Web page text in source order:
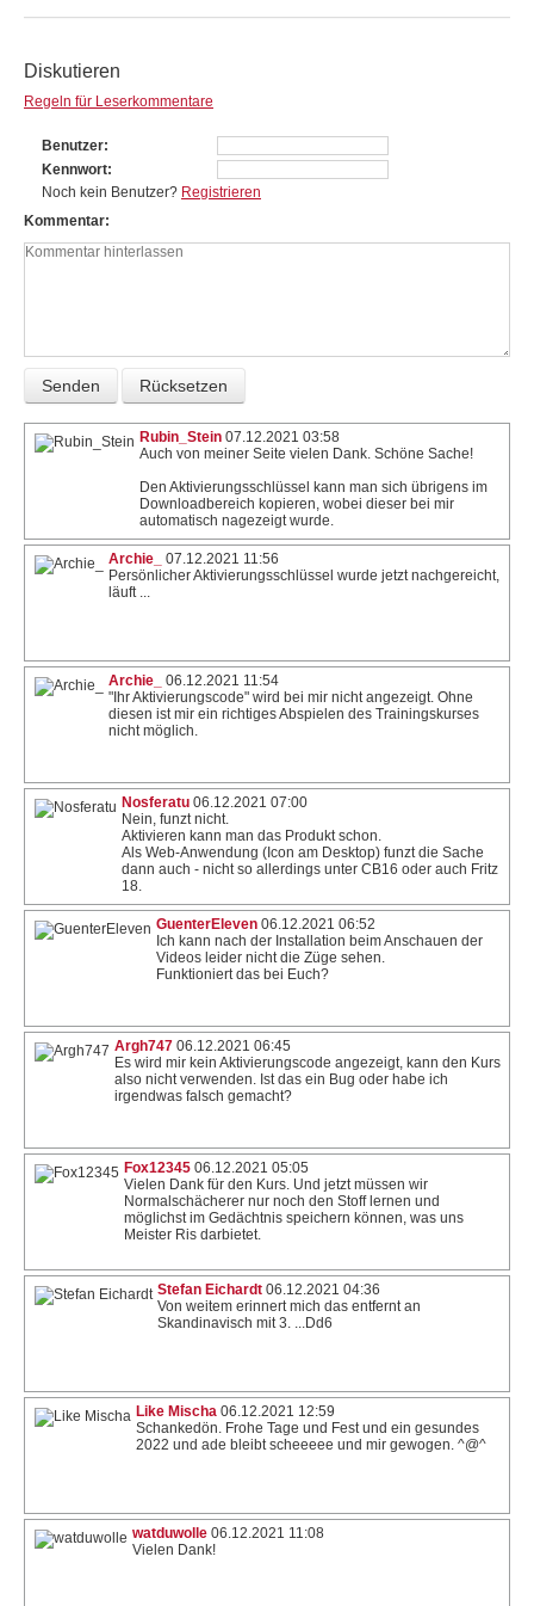
Diskutieren
Regeln für Leserkommentare
Benutzer
Kennwort
Noch kein Benutzer? Registrieren
Kommentar
Rubin_Stein 07.12.2021 03:58
Auch von meiner Seite vielen Dank. Schöne Sache!
Den Aktivierungsschlüssel kann man sich übrigens im
Downloadbereich kopieren, wobei dieser bei mir
automatisch nagezeigt wurde.
Archie_
07.12.2021 11:56
Persönlicher Aktivierungsschlüssel wurde jetzt nachgereicht,
läuft ...
Archie_
06.12.2021 11:54
"Ihr Aktivierungscode" wird bei mir nicht angezeigt. Ohne
diesen ist mir ein richtiges Abspielen des Trainingskurses
nicht möglich.
Nosferatu 06.12.2021 07:00
Nein, funzt nicht.
Aktivieren kann man das Produkt schon.
Als Web-Anwendung (Icon am Desktop) funzt die Sache
dann auch - nicht so allerdings unter CB16 oder auch Fritz
18.
GuenterEleven 06.12.2021 06:52
Ich kann nach der Installation beim Anschauen der
Videos leider nicht die Züge sehen.
Funktioniert das bei Euch?
Argh747 06.12.2021 06:45
Es wird mir kein Aktivierungscode angezeigt, kann den Kurs
also nicht verwenden. Ist das ein Bug oder habe ich
irgendwas falsch gemacht?
Fox12345 06.12.2021 05:05
Vielen Dank für den Kurs. Und jetzt müssen wir
Normalschächerer nur noch den Stoff lernen und
möglichst im Gedächtnis speichern können, was uns
Meister Ris darbietet.
Stefan Eichardt 06.12.2021 04:36
Von weitem erinnert mich das entfernt an
Skandinavisch mit 3. ...Dd6
Like Mischa 06.12.2021 12:59
Schankedön. Frohe Tage und Fest und ein gesundes
2022 und ade bleibt scheeeee und mir gewogen. ^@^
watduwolle 06.12.2021 11:08
Vielen Dank!